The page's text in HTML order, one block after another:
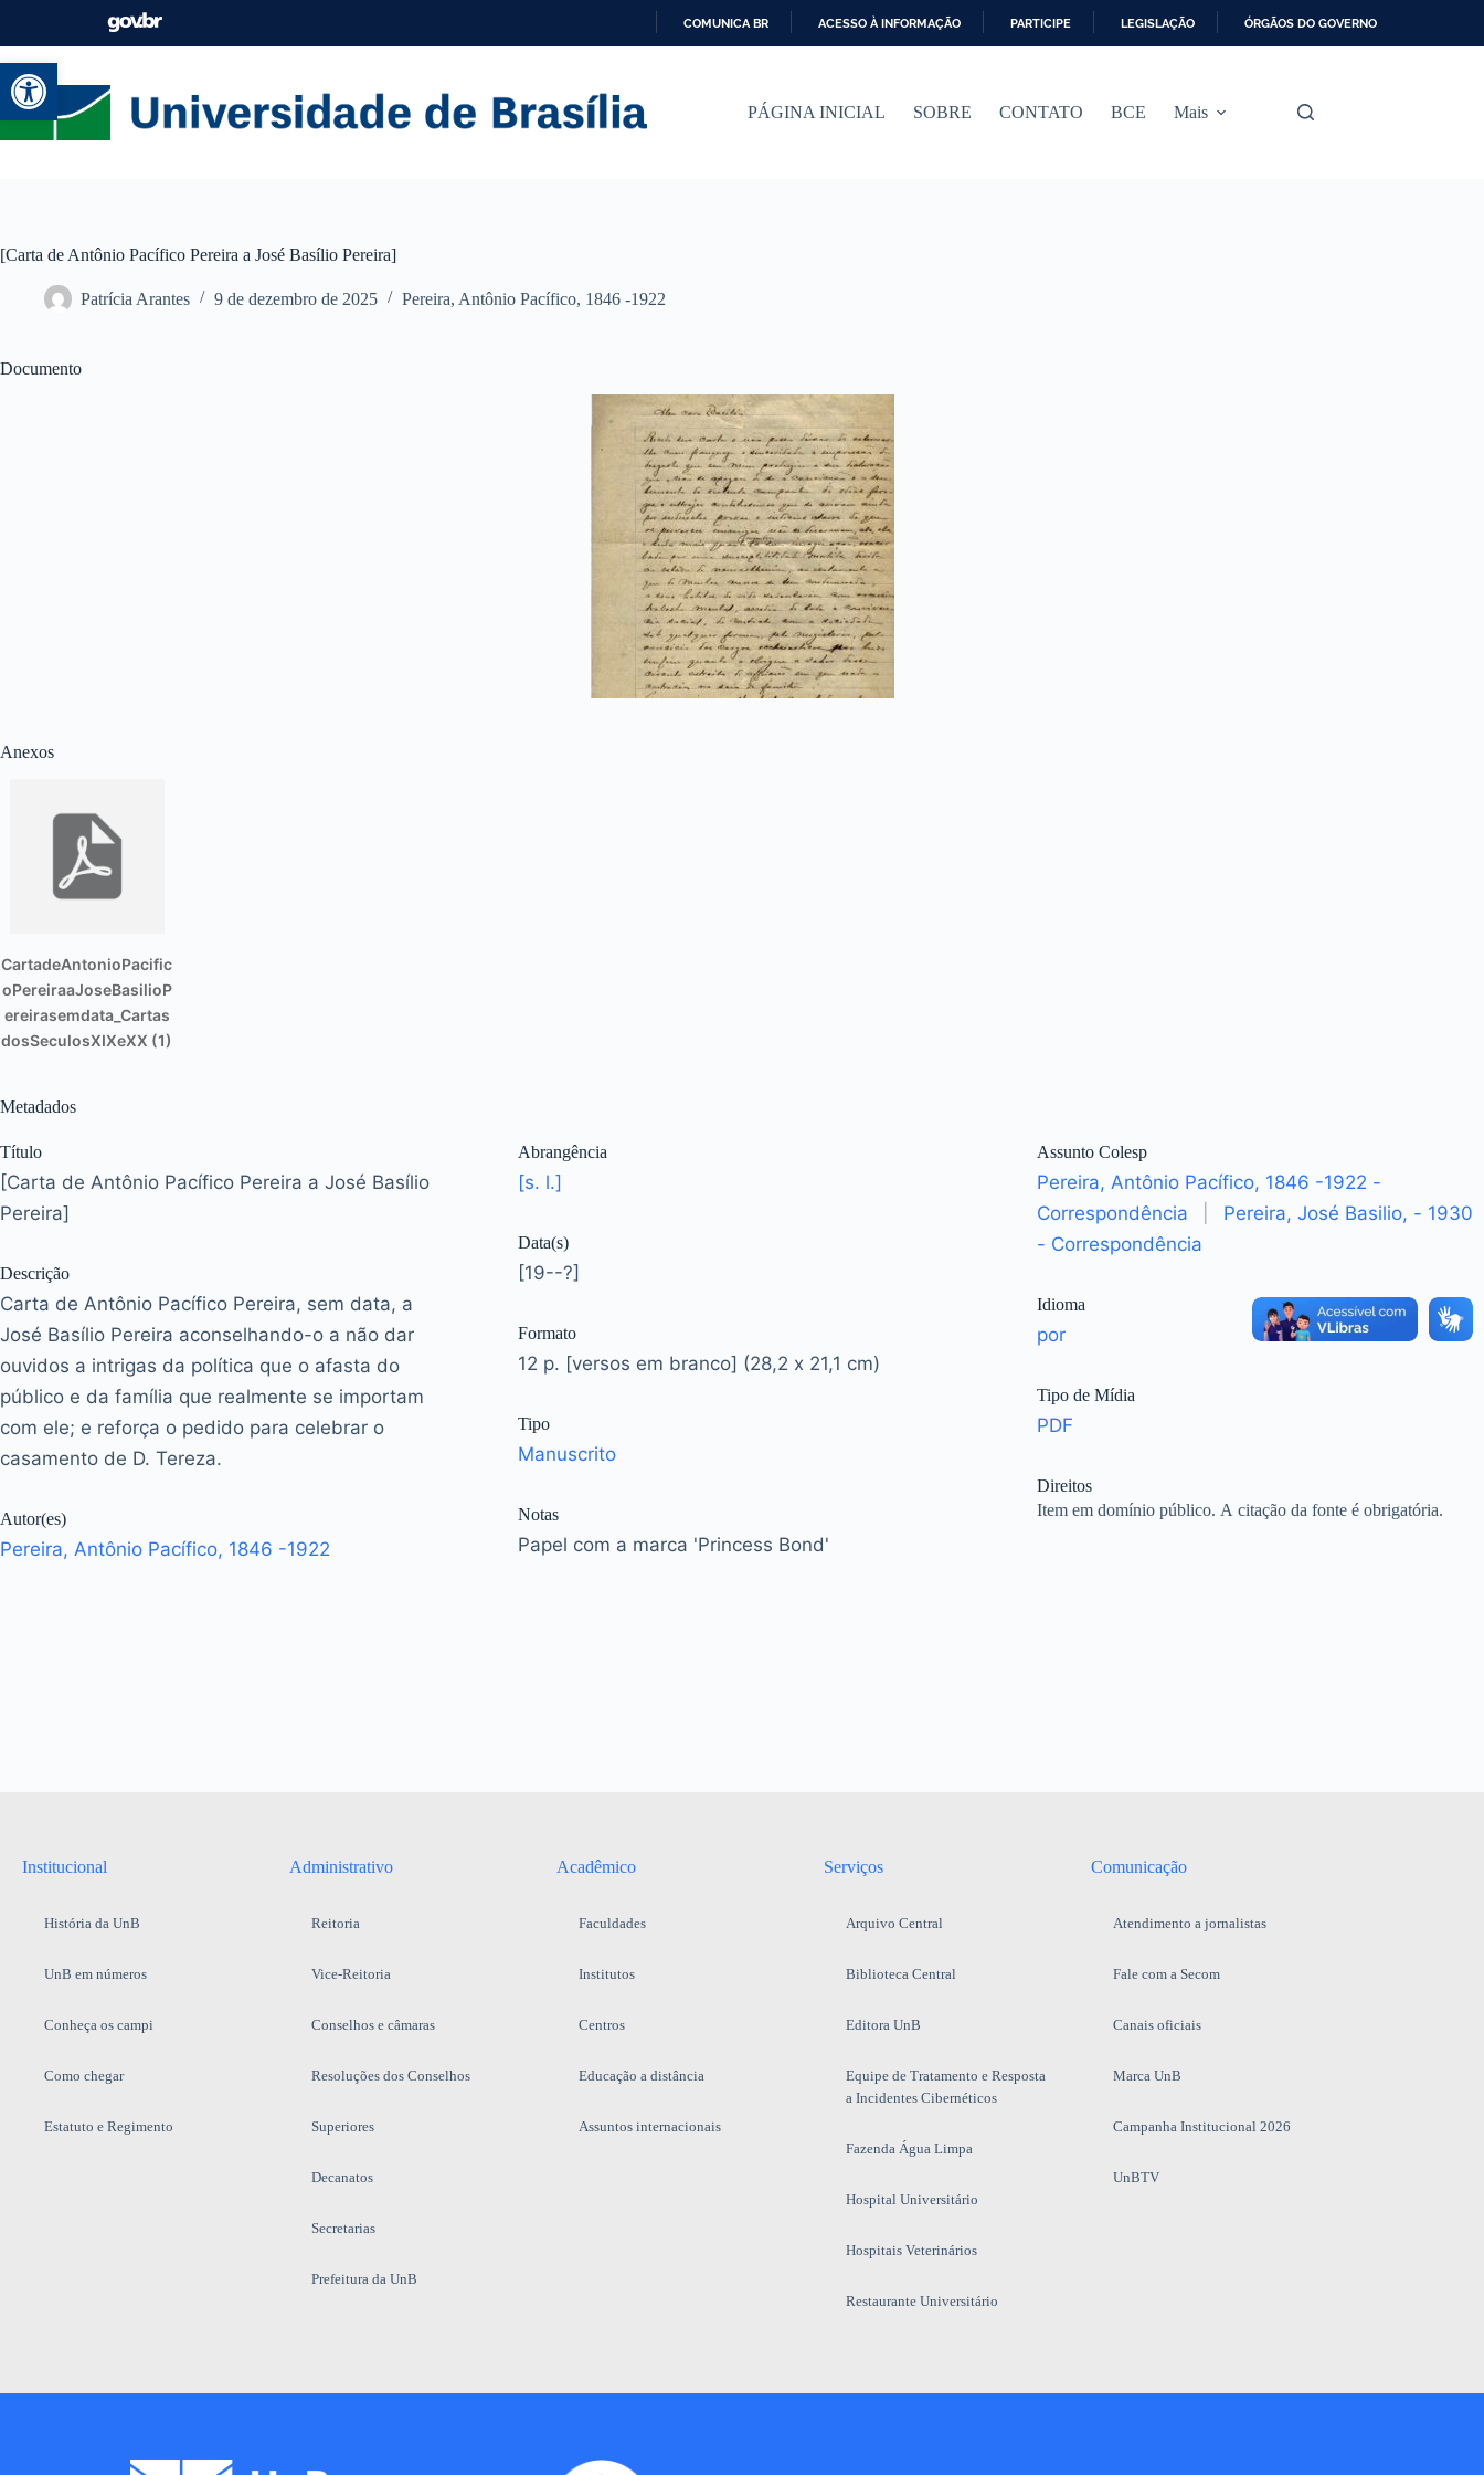
Abrir a barra de ferramentas
A
COMUNICA BR ACESSO À INFORMAÇÃO PARTICIPE LEGISLAÇÃO ÓRGÃOS DO GOVERNO
PÁGINA INICIAL SOBRE CONTATO BCE Mais
[Carta de Antônio Pacífico Pereira a José Basílio Pereira]
Patrícia Arantes 9 de dezembro de 2025 Pereira, Antônio Pacífico, 1846 -1922
Documento
Anexos
CartadeAntonioPacific
oPereiraaJoseBasilioP
ereirasemdata_Cartas
dosSeculosXIXeXX (1)
Metadados
Título
[Carta de Antônio Pacífico Pereira a José Basílio
Pereira]
Descrição
Carta de Antônio Pacífico Pereira, sem data, a
José Basílio Pereira aconselhando-o a não dar
ouvidos a intrigas da política que o afasta do
público e da família que realmente se importam
com ele; e reforça o pedido para celebrar o
casamento de D. Tereza.
Autor(es)
Pereira, Antônio Pacífico, 1846 -1922
Abrangência
[s. l.]
Data(s)
[19--?]
Formato
12 p. [versos em branco] (28,2 x 21,1 cm)
Tipo
Manuscrito
Notas
Papel com a marca 'Princess Bond'
Assunto Colesp
Pereira, Antônio Pacífico, 1846 -1922 -
Correspondência
Pereira, José Basilio, - 1930
- Correspondência
Idioma
por
Tipo de Mídia
PDF
Direitos
Item em domínio público. A citação da fonte é obrigatória.
Institucional
História da UnB
UnB em números
Conheça os campi
Como chegar
Estatuto e Regimento
Administrativo
Reitoria
Vice-Reitoria
Conselhos e câmaras
Resoluções dos Conselhos
Superiores
Decanatos
Secretarias
Prefeitura da UnB
Acadêmico
Faculdades
Institutos
Centros
Educação a distância
Assuntos internacionais
Serviços
Arquivo Central
Biblioteca Central
Editora UnB
Equipe de Tratamento e Resposta
a Incidentes Cibernéticos
Fazenda Água Limpa
Hospital Universitário
Hospitais Veterinários
Restaurante Universitário
Comunicação
Atendimento a jornalistas
Fale com a Secom
Canais oficiais
Marca UnB
Campanha Institucional 2026
UnBTV